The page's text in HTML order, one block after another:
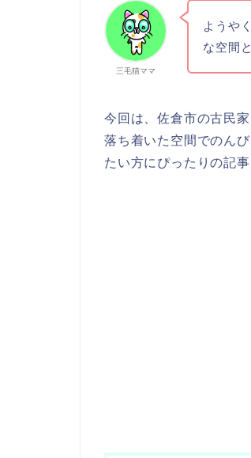
三毛猫ママ
ようや
な空間
今回は、佐倉市の古民
落ち着いた空間でのん
たい方にぴったりの記事